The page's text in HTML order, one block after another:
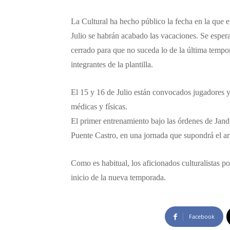
La Cultural ha hecho público la fecha en la que
Julio se habrán acabado las vacaciones. Se
cerrado para que no suceda lo de la última
integrantes de la plantilla.
El 15 y 16 de Julio están convocados jugadores
médicas y físicas.
El primer entrenamiento bajo las órdenes de
Puente Castro, en una jornada que supondrá el
Como es habitual, los aficionados culturalistas
inicio de la nueva temporada.
Facebook